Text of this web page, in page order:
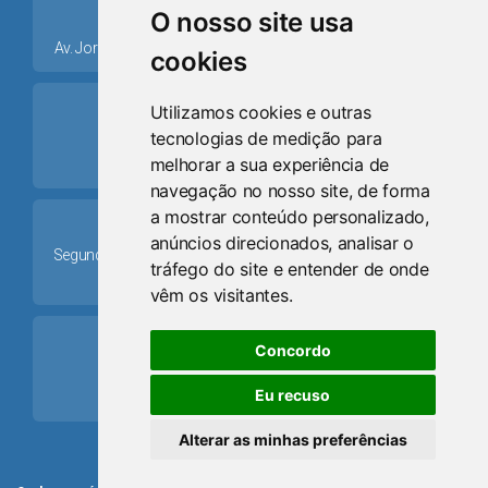
O nosso site usa
cookies
Utilizamos cookies e outras
tecnologias de medição para
melhorar a sua experiência de
navegação no nosso site, de forma
a mostrar conteúdo personalizado,
anúncios direcionados, analisar o
tráfego do site e entender de onde
vêm os visitantes.
Concordo
Eu recuso
Alterar as minhas preferências
place
Av. Jorge Dariva, 1211, Centro CEP: 95520.000 - Osório/RS
ring_volume
Telefone
(51) 9 8024-0884
Schedule
Segunda-feira a Sexta-feira: 08h às 12h e das 13h30min às
17h30min
mail
Email
camaraosorio@gmail.com